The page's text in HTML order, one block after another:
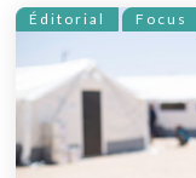
Éditorial Focus